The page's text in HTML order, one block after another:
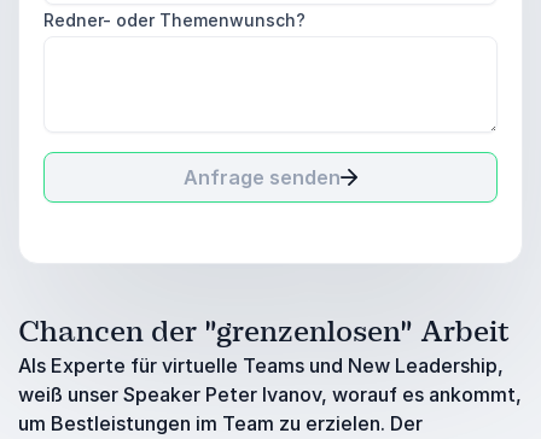
Redner- oder Themenwunsch?
Anfrage senden
Chancen der "grenzenlosen" Arbeit
Als Experte für virtuelle Teams und New Leadership,
weiß unser Speaker Peter Ivanov, worauf es ankommt,
um Bestleistungen im Team zu erzielen. Der